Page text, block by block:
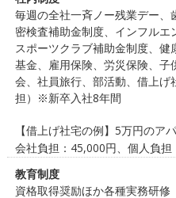
毎週の全社一斉ノー残業デー
密検査補助金制度、インフルエ
スポーツクラブ補助金制度、
基金、雇用保険、労災保険、
会、社員旅行、部活動、借上げ
担）※新卒入社8年間
【借上げ社宅の例】5万円のア
会社負担：45,000円、個人負担
教育制度
資格取得奨励ほか各種実務研修